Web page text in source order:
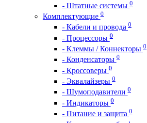
- Штатные системы 0
Комплектующие 0
- Кабели и провода 0
- Процессоры 0
- Клеммы / Коннекторы 0
- Конденсаторы 0
- Кроссоверы 0
- Эквалайзеры 0
- Шумоподавители 0
- Индикаторы 0
- Питание и защита 0